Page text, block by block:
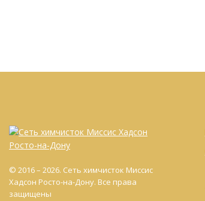
© 2016 – 2026. Сеть химчисток Миссис
Хадсон Росто-на-Дону. Все права
защищены